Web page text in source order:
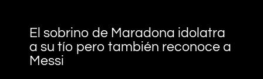
El sobrino de Maradona idolatra
a su tío pero también reconoce a
Messi